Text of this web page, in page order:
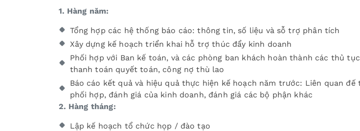
1. Hàng năm:
Tổng hợp các hệ thống báo cáo: thông tin, số liệu và sỗ trợ phân tích
Xây dựng kế hoạch triển khai hỗ trợ thúc đẩy kinh doanh
Phối hợp với Ban kế toán, và các phòng ban khách hoàn thành các thủ
thanh toán quyết toán, công nợ thù lao
Báo cáo kết quả và hiệu quả thực hiện kế hoạch năm trước: Liên quan đế
phối hợp, đánh giá của kinh doanh, đánh giá các bộ phận khác
2. Hàng tháng:
Lập kế hoạch tổ chức họp / đào tạo